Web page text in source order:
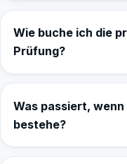
Wie buche ich die
Prüfung?
Was passiert,
bestehe?